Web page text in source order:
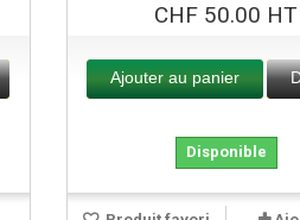
CHF 50.00 HT
Ajouter au panier
Disponible